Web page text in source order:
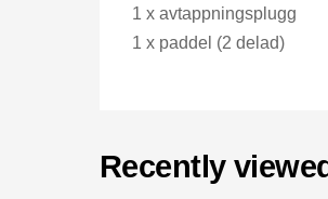
1 x avtappningsplugg
1 x paddel (2 delad)
Recently